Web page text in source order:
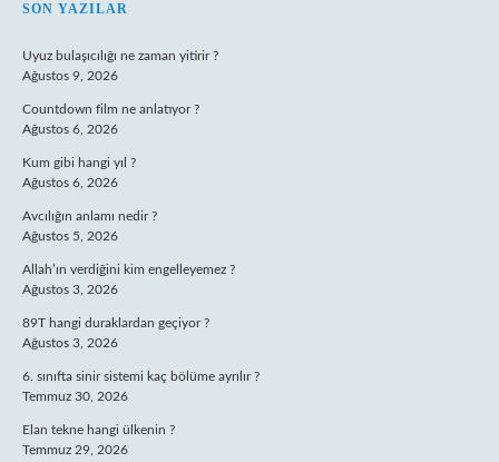
SIDEBAR
SON YAZILAR
Uyuz bulaşıcılığı ne zaman yitirir ?
Ağustos 9, 2026
Countdown film ne anlatıyor ?
Ağustos 6, 2026
Kum gibi hangi yıl ?
Ağustos 6, 2026
Avcılığın anlamı nedir ?
Ağustos 5, 2026
Allah’ın verdiğini kim engelleyemez ?
Ağustos 3, 2026
89T hangi duraklardan geçiyor ?
Ağustos 3, 2026
6. sınıfta sinir sistemi kaç bölüme ayrılır ?
Temmuz 30, 2026
Elan tekne hangi ülkenin ?
Temmuz 29, 2026